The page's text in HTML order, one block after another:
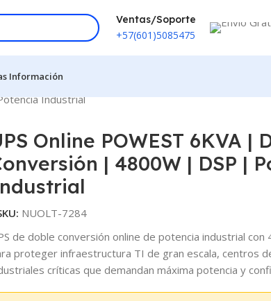
Ventas/Soporte
+57(601)5085475
Información
Industrial
Online POWEST 6KVA |
| 4800W | DSP |
NUOLT-7284
de doble conversión online de potencia industrial con
proteger infraestructura TI de gran escala, centros
críticas que demandan máxima potencia y